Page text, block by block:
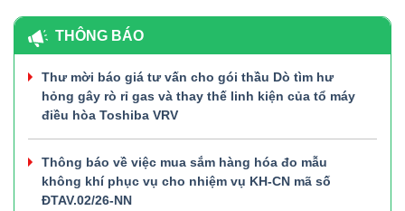
THÔNG BÁO
Thư mời báo giá tư vấn cho gói thầu Dò tìm hư
hỏng gây rò rỉ gas và thay thế linh kiện của tổ máy
điều hòa Toshiba VRV
Thông báo về việc mua sắm hàng hóa đo mẫu
không khí phục vụ cho nhiệm vụ KH-CN mã số
ĐTAV.02/26-NN